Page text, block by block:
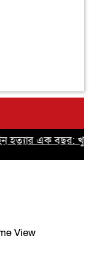
হত্যার এক বছর:
View